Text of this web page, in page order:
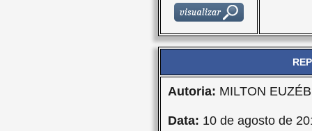
Autoria: MILTON
Data: 10 de agosto de